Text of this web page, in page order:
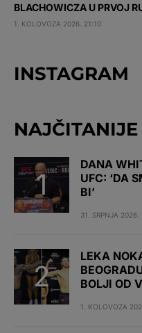
BLACHOWICZA U PRVOJ
1. KOLOVOZA 2026. 21:10
INSTAGRAM
NAJČITANIJE
DANA
UFC: ‘DA
BI’
31. SRPNJA 2026.
LEKA
BOLJI OD
1. KOLOVOZA